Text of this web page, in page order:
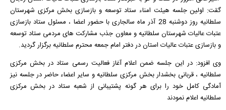
گقت: اولین جلسه هیئت امناء ستاد توسعه و بازسازی بخش مرکزی شهرستان
سلطانیه روز دوشنبه 28 آذر ماه سالجاری با حضور اعضا ، مسئول ستاد بازسازی
عتبات عالیات شهرستان سلطانیه و معاون جذب مشارکت های مردمی ستاد توسعه
و بازسازی عتبات عالیات استان در دفتر امام جمعه محترم سلطانیه برگزار گردید.
وی افزود: در این جلسه ضمن اعلام آغاز فعالیت رسمی ستاد در بخش مرکزی
سلطانیه ، قربانی بخشدار بخش مرکزی سلطانیه و سایر اعضاء حاضر در جلسه نیز
آمادگی کامل خود را برای هر گونه پشتیبانی از شعبه ستاد در بخش مرکزی
سلطانیه اعلام نمودند